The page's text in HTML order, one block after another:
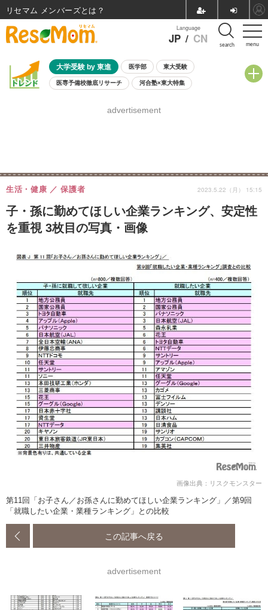
menu
Language
JP / CN search
大学受験 by 東進 医学部 東大受験
医専予備校徹底リサーチ 河合塾×東大特集
8月開催学校説明会・相談会
advertisement
子・孫に勤めてほしい企業ランキング、安定性
を重視 3枚目の写真・画像
生活・健康 保護者 2023.5.22（月） 15:15
画像出典：リスクモンスター
第11回「お子さん／お孫さんに勤めてほしい企業ランキング」／第9回
「就職したい企業・業種ランキング」との比較
この記事へ戻る
advertisement
リセマム メンバーズ